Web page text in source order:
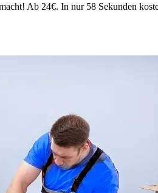
Ab 24€. In nur 58 Sekunden